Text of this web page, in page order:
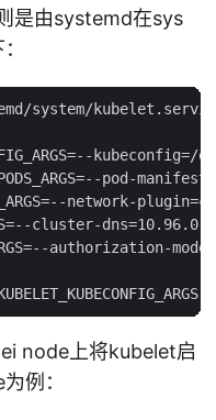
是由systemd在sys
system/
pod-
cluster-
node上将kubelet启
例：